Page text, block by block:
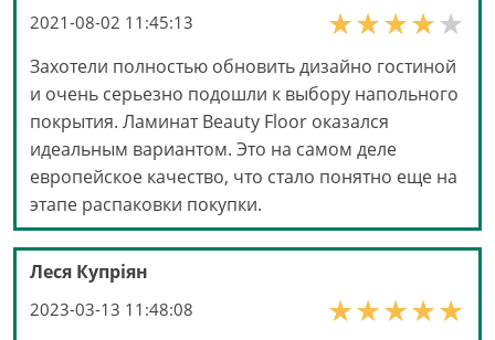
2021-08-02 11:45:13
Захотели полностью обновить дизайно гостиной
и очень серьезно подошли к выбору напольного
покрытия. Ламинат Beauty Floor оказался
идеальным вариантом. Это на самом деле
европейское качество, что стало понятно еще на
этапе распаковки покупки.
Леся Купріян
2023-03-13 11:48:08